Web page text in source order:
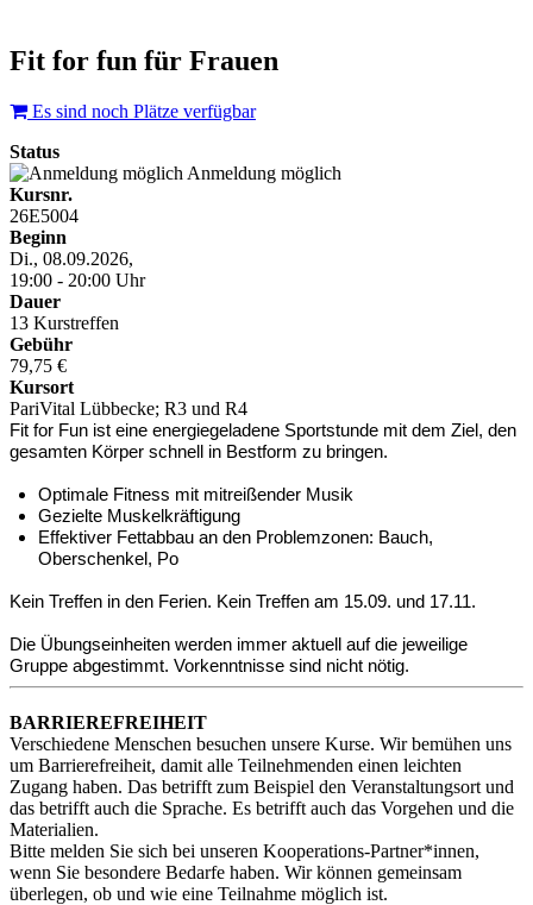
Fit for fun für Frauen
Es sind noch Plätze verfügbar
Status
Anmeldung möglich
Kursnr.
26E5004
Beginn
Di., 08.09.2026,
19:00 - 20:00 Uhr
Dauer
13 Kurstreffen
Gebühr
79,75 €
Kursort
PariVital Lübbecke; R3 und R4
Fit for Fun ist eine energiegeladene Sportstunde mit dem Ziel, den
gesamten Körper schnell in Bestform zu bringen.
Optimale Fitness mit mitreißender Musik
Gezielte Muskelkräftigung
Effektiver Fettabbau an den Problemzonen: Bauch,
Oberschenkel, Po
Kein Treffen in den Ferien. Kein Treffen am 15.09. und 17.11.
Die Übungseinheiten werden immer aktuell auf die jeweilige
Gruppe abgestimmt. Vorkenntnisse sind nicht nötig.
BARRIEREFREIHEIT
Verschiedene Menschen besuchen unsere Kurse. Wir bemühen uns
um Barrierefreiheit, damit alle Teilnehmenden einen leichten
Zugang haben. Das betrifft zum Beispiel den Veranstaltungsort und
das betrifft auch die Sprache. Es betrifft auch das Vorgehen und die
Materialien.
Bitte melden Sie sich bei unseren Kooperations-Partner*innen,
wenn Sie besondere Bedarfe haben. Wir können gemeinsam
überlegen, ob und wie eine Teilnahme möglich ist.